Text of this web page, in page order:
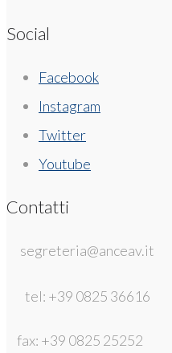
Social
Facebook
Instagram
Twitter
Youtube
Contatti
segreteria@anceav.it
tel: +39 0825 36616
fax: +39 0825 25252